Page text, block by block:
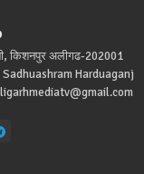
किशनपुर अलीगढ-202001
Harduaganj